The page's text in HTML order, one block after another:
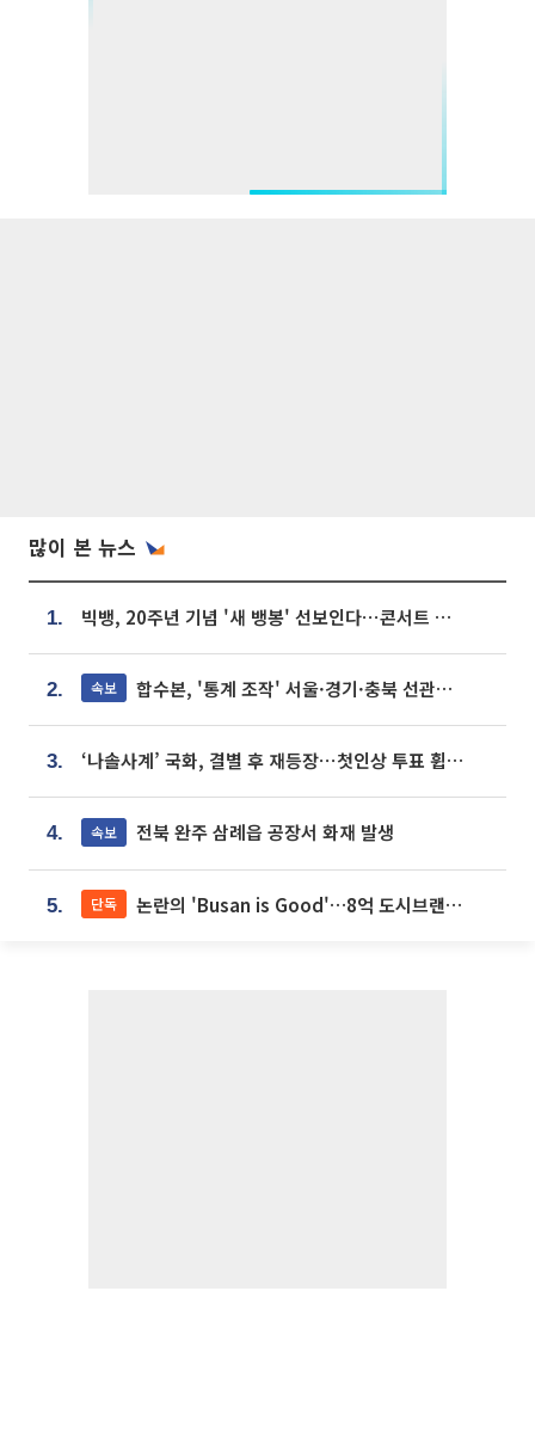
많이 본 뉴스
1. 빅뱅, 20주년 기념 '새 뱅봉' 선보인다⋯콘서트 앞두고 팝업 개최
2. 속보 합수본, '통계 조작' 서울·경기·충북 선관위 등 추가 압수수색
3. ‘나솔사계’ 국화, 결별 후 재등장⋯첫인상 투표 휩쓸고 ‘인기녀’ 등극
4. 속보 전북 완주 삼례읍 공장서 화재 발생
5. 단독 논란의 'Busan is Good'…8억 도시브랜드, 용산 대통령실 CI 업체가 수행